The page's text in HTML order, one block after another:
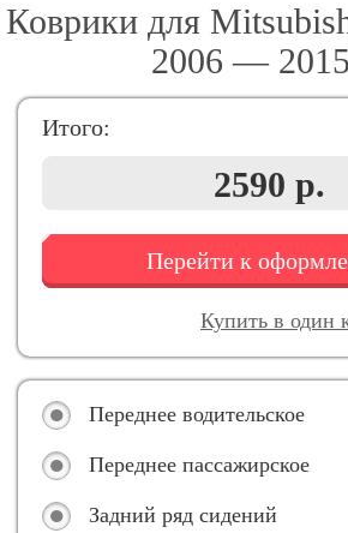
Коврики для
2006 — 2015
Итого:
2590 р.
Перейти к
Купить в один
Переднее водительское
Переднее пассажирское
Задний ряд сидений